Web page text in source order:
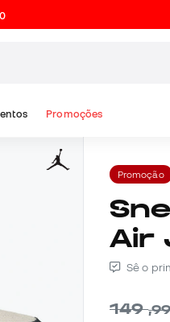
Promoções
Promoção
Sneakers Jordan
Air
Sê o
149,